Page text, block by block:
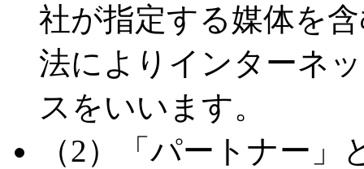
社が指定する媒体を
法によりインターネ
スをいいます。
（2）「パートナー